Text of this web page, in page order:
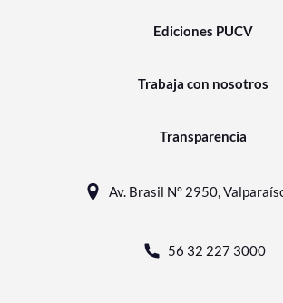
Ediciones PUCV
Trabaja con nosotros
Transparencia
Av. Brasil N° 2950,
56 32 227 3000